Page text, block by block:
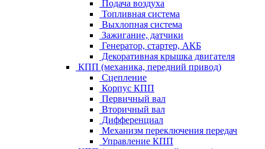
Подача воздуха
Топливная система
Выхлопная система
Зажигание, датчики
Генератор, стартер, АКБ
Декоративная крышка двигателя
КПП (механика, передний привод)
Сцепление
Корпус КПП
Первичный вал
Вторичный вал
Дифференциал
Механизм переключения передач
Управление КПП